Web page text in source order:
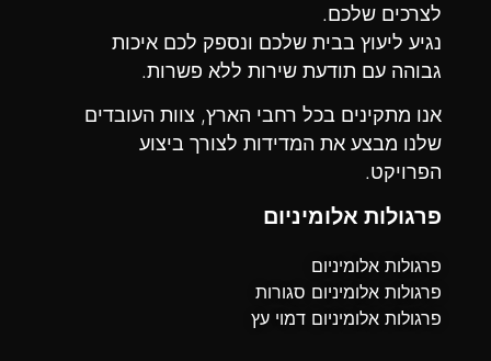
לצרכים שלכם.
נגיע ליעוץ בבית שלכם ונספק לכם איכות
גבוהה עם תודעת שירות ללא פשרות.
אנו מתקינים בכל רחבי הארץ, צוות העובדים
שלנו מבצע את המדידות לצורך ביצוע
הפרויקט.
פרגולות אלומיניום
פרגולות אלומיניום
פרגולות אלומיניום סגורות
פרגולות אלומיניום דמוי עץ